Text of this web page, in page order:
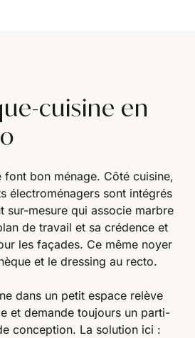
cuisine en
font bon ménage. Côté cuisine,
électroménagers sont intégrés
sur-mesure qui associe marbre
de travail et sa crédence et
les façades. Ce même noyer
et le dressing au recto.
dans un petit espace relève
et demande toujours un parti-
conception. La solution ici :